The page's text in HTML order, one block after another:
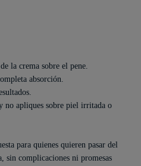
la crema sobre el pene.
absorción.
no apliques sobre piel irritada o
para quienes quieren pasar del
sin complicaciones ni promesas